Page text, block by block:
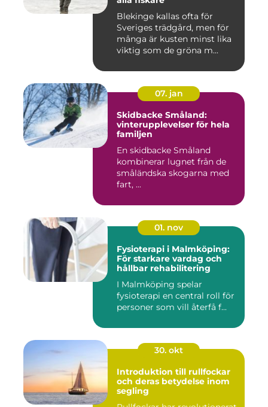
Blekinge kallas ofta för
Sveriges trädgård, men för
många är kusten minst lika
viktig som de gröna m...
07. jan
Skidbacke Småland:
vinterupplevelser för hela
familjen
En skidbacke Småland
kombinerar lugnet från de
småländska skogarna med
fart, ...
01. nov
Fysioterapi i Malmköping:
För starkare vardag och
hållbar rehabilitering
I Malmköping spelar
fysioterapi en central roll för
personer som vill återfå f...
30. okt
Introduktion till rullfockar
och deras betydelse inom
segling